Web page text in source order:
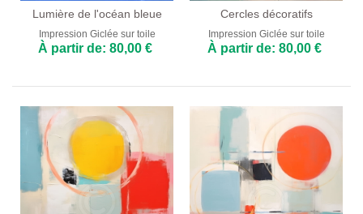
Lumière de l'océan bleue
Impression Giclée sur toile
À partir de: 80,00 €
Cercles décoratifs
Impression Giclée sur toile
À partir de: 80,00 €